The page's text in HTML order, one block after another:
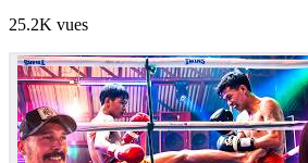
25.2K vues